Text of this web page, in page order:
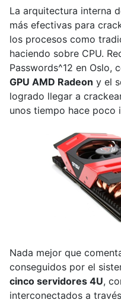
La arquitectura interna
más efectivas para
los procesos como
haciendo sobre CPU.
Passwords^12 en Oslo,
GPU AMD Radeon y el
logrado llegar a
unos tiempo hace poco
Nada mejor que
conseguidos por el
cinco servidores 4U,
interconectados a